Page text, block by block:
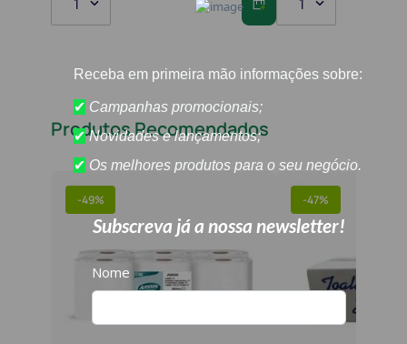
Produtos Recomendados
-49% -47%